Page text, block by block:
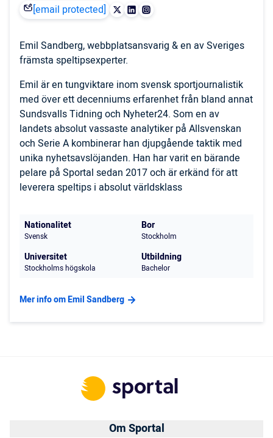
[email protected]
Emil Sandberg, webbplatsansvarig & en av Sveriges
främsta speltipsexperter.
Emil är en tungviktare inom svensk sportjournalistik
med över ett decenniums erfarenhet från bland annat
Sundsvalls Tidning och Nyheter24. Som en av
landets absolut vassaste analytiker på Allsvenskan
och Serie A kombinerar han djupgående taktik med
unika nyhetsavslöjanden. Han har varit en bärande
pelare på Sportal sedan 2017 och är erkänd för att
leverera speltips i absolut världsklass
Nationalitet
Svensk
Bor
Stockholm
Universitet
Stockholms högskola
Utbildning
Bachelor
Mer info om Emil Sandberg
Om Sportal